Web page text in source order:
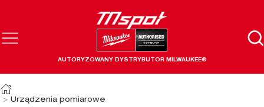
AUTORYZOWANY DYSTRYBUTOR MILWAUKEE®
Urządzenia pomiarowe